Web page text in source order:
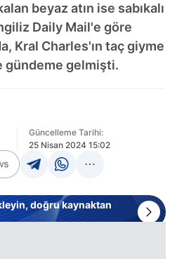
beyaz atın ise sabıkalı
Daily Mail'e göre
Kral Charles'ın taç giyme
gelmişti.
Güncelleme Tarihi:
25 Nisan 2024 15:02
doğru kaynaktan